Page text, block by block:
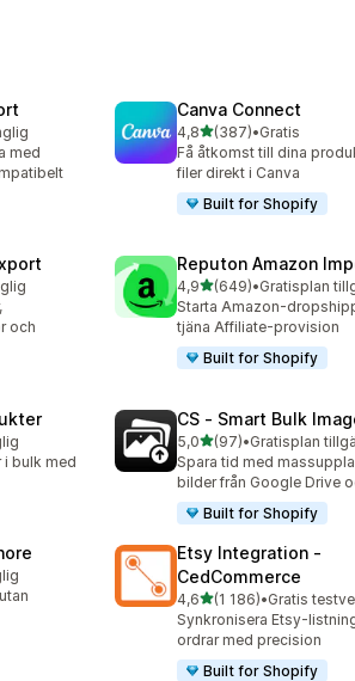
med
Canva Connect
4,8av 5 stjärnor
(387)
387 recensioner totalt
•Gratis
Få åtkomst till dina
filer direkt i Canva
Built for Shopify
och
Reputon Amazon
4,9av 5 stjärnor
(649)
649 recensioner totalt
•Gratisplan
Starta Amazon-
tjäna Affiliate-provision
Built for Shopify
bulk med
CS ‑ Smart Bulk
5,0av 5 stjärnor
(97)
97 recensioner totalt
•Gratisplan
Spara tid med
bilder från Google Drive
Built for Shopify
Etsy Integration ‑
CedCommerce
4,6av 5 stjärnor
(1 186)
1186 recensioner totalt
•
Synkronisera Etsy-
ordrar med precision
Built for Shopify